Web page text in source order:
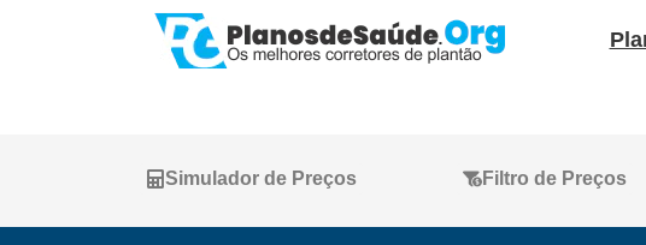
Simulador de Preços Filtro de Preços